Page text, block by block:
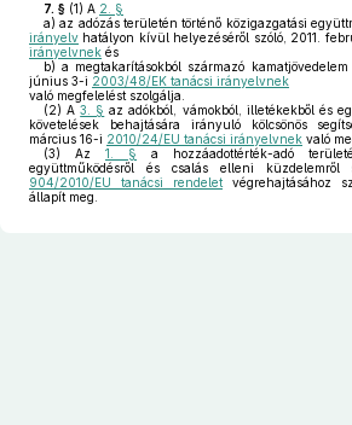
7. § (1) A 2. §
a) az adózás területén történő közigazgatási
irányelv hatályon kívül helyezéséről szóló, 2011.
irányelvnek és
b) a megtakarításokból származó
június 3-i 2003/48/EK tanácsi irányelvnek
való megfelelést szolgálja.
(2) A3. § az adókból, vámokból, illetékekből és
követelések behajtására irányuló kölcsönös
március 16-i 2010/24/EU tanácsi irányelvnek való
(3) Az 1. § a hozzáadottérték-adó
együttműködésről és csalás elleni
904/2010/EU tanácsi rendelet végrehajtásához
állapít meg.